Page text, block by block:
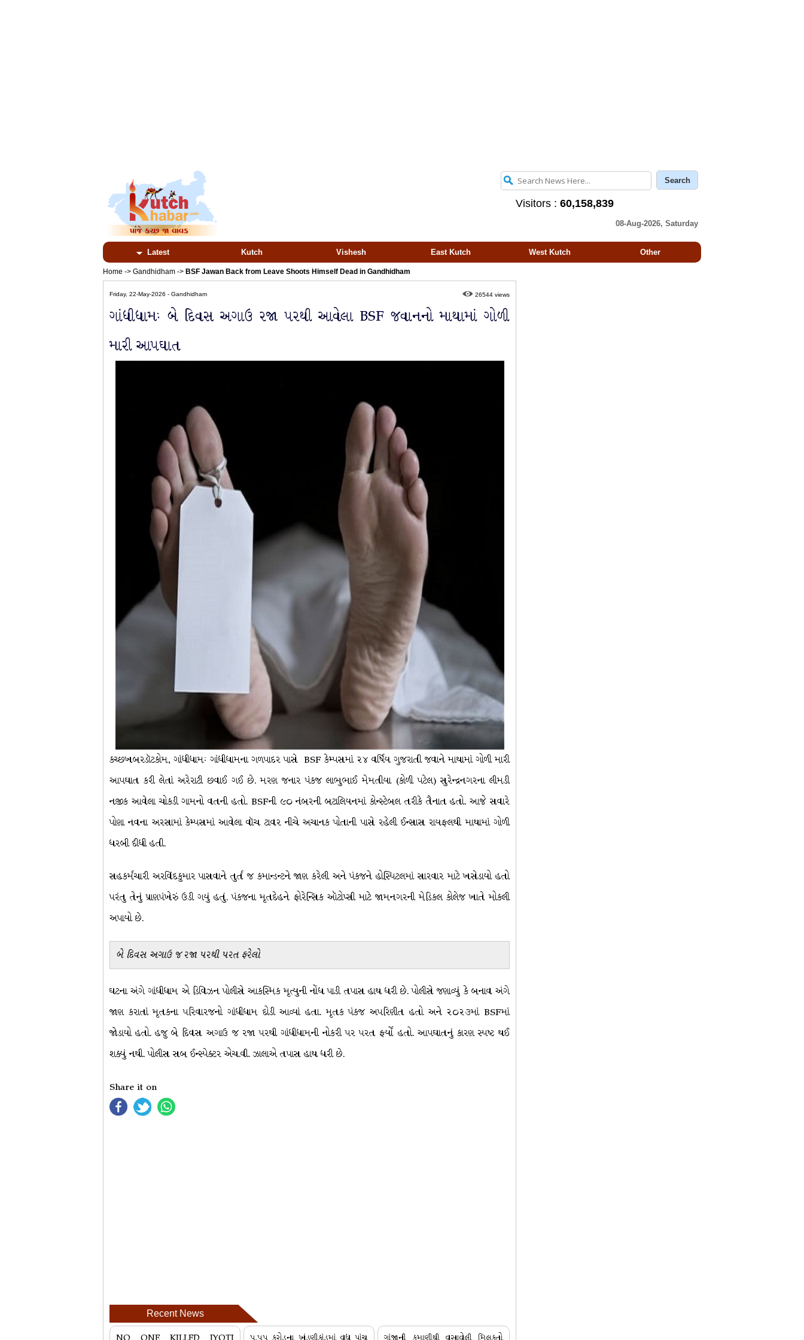
Visitors : 60,158,839
08-Aug-2026, Saturday
Latest Kutch Vishesh East Kutch West Kutch Other
Home -> Gandhidham -> BSF Jawan Back from Leave Shoots Himself Dead in Gandhidham
Friday, 22-May-2026 - Gandhidham 26544 views
ગાંધીધામઃ બે દિવસ અગાઉ રજા પરથી આવેલા BSF જવાનનો માથામાં ગોળી
મારી આપઘાત
કચ્છખબરડૉટકોમ, ગાંધીધામઃ ગાંધીધામના ગળપાદર પાસે BSF કેમ્પસમાં ૨૪ વર્ષિય ગુજરાતી જવાને માથામાં ગોળી મારી
આપઘાત કરી લેતાં અરેરાટી છવાઈ ગઈ છે. મરણ જનાર પંકજ લાભુભાઈ મેમતીયા (કોળી પટેલ) સુરેન્દ્રનગરના લીમડી
નજીક આવેલા ચોકડી ગામનો વતની હતો. BSFની ૯૦ નંબરની બટાલિયનમાં કોન્સ્ટેબલ તરીકે તૈનાત હતો. આજે સવારે
પોણા નવના અરસામાં કેમ્પસમાં આવેલા વૉચ ટાવર નીચે અચાનક પોતાની પાસે રહેલી ઈન્સાસ રાયફલથી માથામાં ગોળી
ધરબી દીધી હતી.
સહકર્મચારી અરવિંદકુમાર પાસવાને તુર્ત જ કમાન્ડન્ટને જાણ કરેલી અને પંકજને હોસ્પિટલમાં સારવાર માટે ખસેડાયો હતો
પરંતુ તેનું પ્રાણપંખેરું ઉડી ગયું હતું. પંકજના મૃતદેહને ફોરેન્સિક ઑટોપ્સી માટે જામનગરની મેડિકલ કોલેજ ખાતે મોકલી
અપાયો છે.
બે દિવસ અગાઉ જ રજા પરથી પરત ફરેલો
ઘટના અંગે ગાંધીધામ એ ડિવિઝન પોલીસે આકસ્મિક મૃત્યુની નોંધ પાડી તપાસ હાથ ધરી છે. પોલીસે જણાવ્યું કે બનાવ અંગે
જાણ કરાતાં મૃતકના પરિવારજનો ગાંધીધામ દોડી આવ્યાં હતા. મૃતક પંકજ અપરિણીત હતો અને ૨૦૨૩માં BSFમાં
જોડાયો હતો. હજુ બે દિવસ અગાઉ જ રજા પરથી ગાંધીધામની નોકરી પર પરત ફર્યો હતો. આપઘાતનું કારણ સ્પષ્ટ થઈ
શક્યું નથી. પોલીસ સબ ઈન્સ્પેક્ટર એચ.વી. ઝાલાએ તપાસ હાથ ધરી છે.
Share it on
Recent News